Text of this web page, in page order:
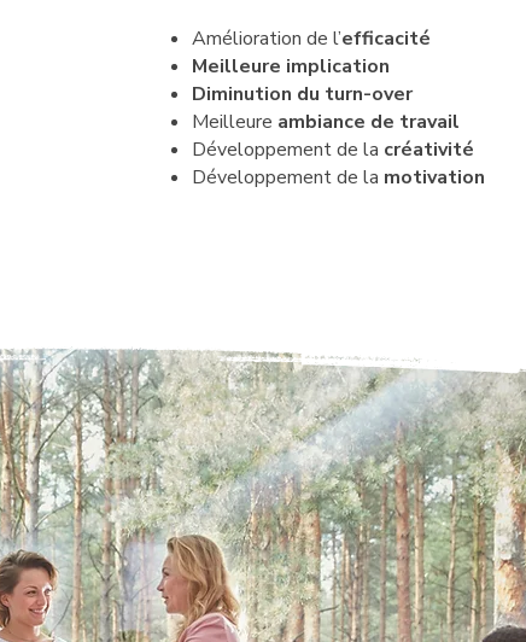
Amélioration de l’efficacité
Meilleure implication
Diminution du turn-over
Meilleure ambiance de travail
Développement de la créativité
Développement de la motivation